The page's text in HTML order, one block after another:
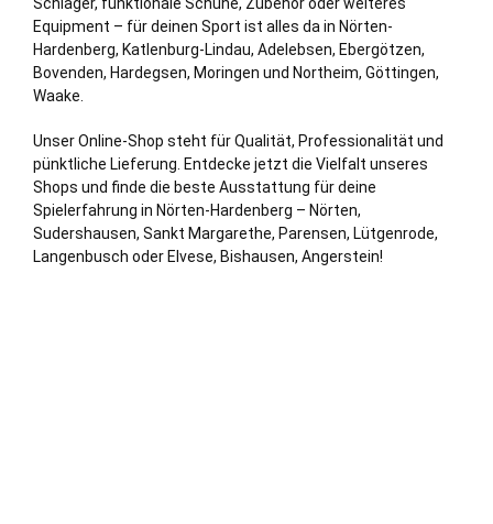
Equipment – für deinen Sport ist alles da in Nörten-
Hardenberg, Katlenburg-Lindau, Adelebsen, Ebergötzen,
Bovenden, Hardegsen, Moringen und Northeim, Göttingen,
Waake.
Unser Online-Shop steht für Qualität, Professionalität und
pünktliche Lieferung. Entdecke jetzt die Vielfalt unseres
Shops und finde die beste Ausstattung für deine
Spielerfahrung in Nörten-Hardenberg – Nörten,
Sudershausen, Sankt Margarethe, Parensen, Lütgenrode,
Langenbusch oder Elvese, Bishausen, Angerstein!